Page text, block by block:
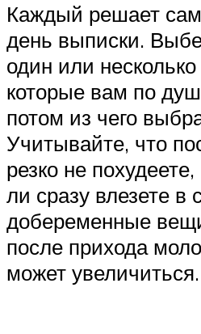
Каждый решает
день выписки.
один или
которые вам по
потом из чего
Учитывайте, что
резко не
ли сразу влезете в
добеременные
после прихода
может увеличиться.